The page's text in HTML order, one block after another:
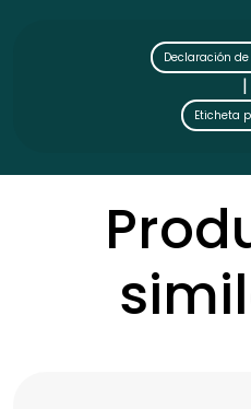
Declaración
|
Eticheta